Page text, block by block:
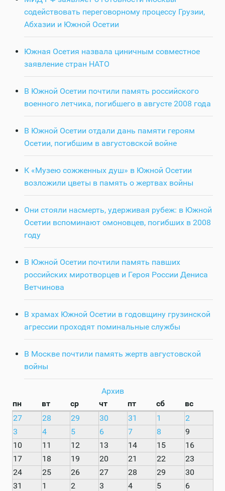
содействовать переговорному процессу Грузии,
Абхазии и Южной Осетии
Южная Осетия назвала циничным совместное
заявление стран НАТО
В Южной Осетии почтили память российского
военного летчика, погибшего в августе 2008 года
В Южной Осетии отдали дань памяти героям
Осетии, погибшим в августовской войне
К «Музею сожженных душ» в Южной Осетии
возложили цветы в память о жертвах войны
Они стояли насмерть, удерживая рубеж: в Южной
Осетии вспоминают омоновцев, погибших в 2008
году
В Южной Осетии почтили память павших
российских миротворцев и Героя России Дениса
Ветчинова
В храмах Южной Осетии в годовщину грузинской
агрессии проходят поминальные службы
В Москве почтили память жертв августовской
войны
Архив
пн
вт ср чт пт сб
вс
27
28 29 30 31 1
2
3
4 5 6 7 8
9
10
11 12 13 14 15
16
17
18 19 20 21 22
23
24
25 26 27 28 29
30
31
1 2 3 4 5 6